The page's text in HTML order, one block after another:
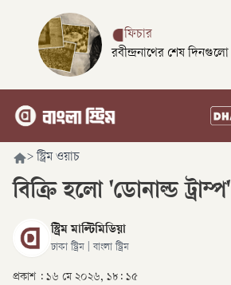
ফিচার
রবীন্দ্রনাথের শেষ দিনগুলো
> স্ট্রিম ওয়াচ
বিক্রি হলো 'ডোনাল্ড ট্রাম্প'
স্ট্রিম মাল্টিমিডিয়া
ঢাকা স্ট্রিম | বাংলা স্ট্রিম
প্রকাশ : ১৬ মে ২০২৬, ১৮: ১৫